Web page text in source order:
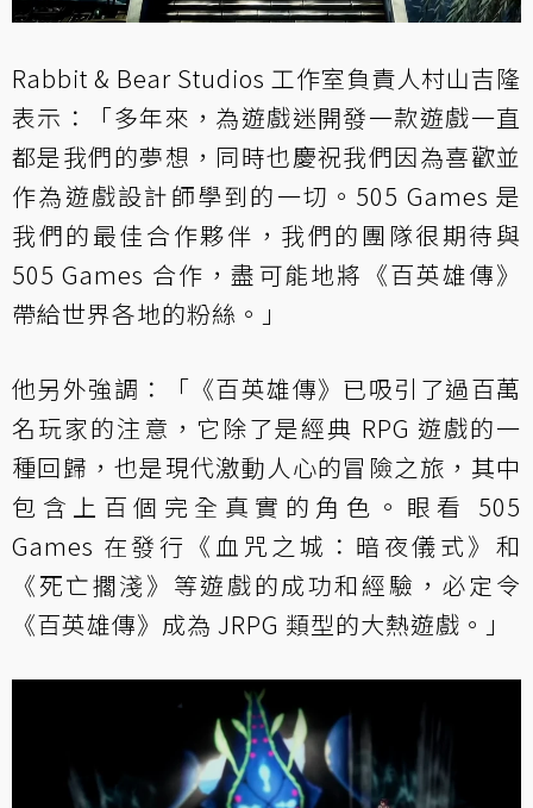
Rabbit & Bear Studios 工作室負責人村山吉隆
表示：「多年來，為遊戲迷開發一款遊戲一直
都是我們的夢想，同時也慶祝我們因為喜歡並
作為遊戲設計師學到的一切。505 Games 是
我們的最佳合作夥伴，我們的團隊很期待與
505 Games 合作，盡可能地將《百英雄傳》
帶給世界各地的粉絲。」
他另外強調：「《百英雄傳》已吸引了過百萬
名玩家的注意，它除了是經典 RPG 遊戲的一
種回歸，也是現代激動人心的冒險之旅，其中
包含上百個完全真實的角色。眼看 505
Games 在發行《血咒之城：暗夜儀式》和
《死亡擱淺》等遊戲的成功和經驗，必定令
《百英雄傳》成為 JRPG 類型的大熱遊戲。」